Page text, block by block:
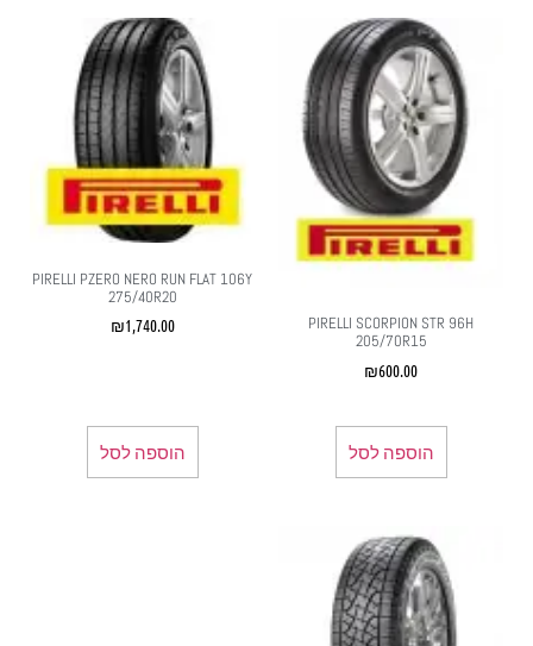
PIRELLI SCORPION STR 96H
205/70R15
₪600.00
הוספה לסל
PIRELLI PZERO NERO RUN FLAT 106Y
275/40R20
₪1,740.00
הוספה לסל